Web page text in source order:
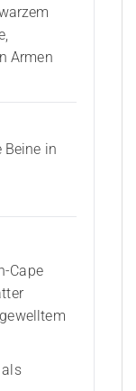
Armen
Beine in
Cape
als